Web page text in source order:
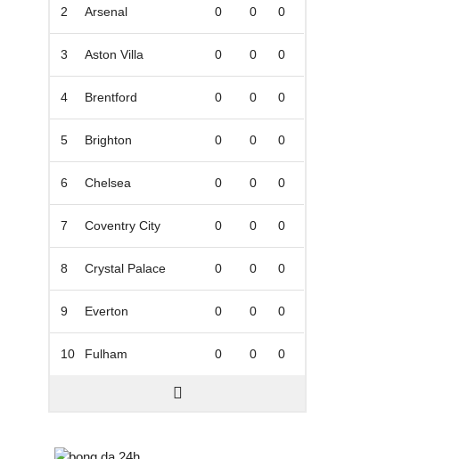
2 Arsenal 0 0 0
3 Aston Villa 0 0 0
4 Brentford 0 0 0
5 Brighton 0 0 0
6 Chelsea 0 0 0
7 Coventry City 0 0 0
8 Crystal Palace 0 0 0
9 Everton 0 0 0
10 Fulham 0 0 0